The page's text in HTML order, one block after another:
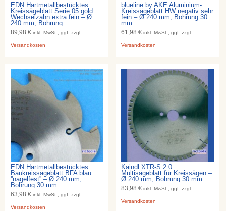
EDN Hartmetallbestücktes
Kreissägeblatt Serie 05 gold
Wechselzahn extra fein – Ø
240 mm, Bohrung ...
89,98 € inkl. MwSt., ggf. zzgl.
Versandkosten
blueline by AKE Aluminium-
Kreissägeblatt HW negativ sehr
fein – Ø 240 mm, Bohrung 30
mm
61,98 €inkl. MwSt., ggf. zzgl.
Versandkosten
EDN Hartmetallbestücktes
Baukreissägeblatt BFA blau
''nagelfest'' – Ø 240 mm,
Bohrung 30 mm
63,98 € inkl. MwSt., ggf. zzgl.
Versandkosten
Kaindl XTR-S 2.0
Multisägeblatt für Kreissägen –
Ø 240 mm, Bohrung 30 mm
83,98 €inkl. MwSt., ggf. zzgl.
Versandkosten